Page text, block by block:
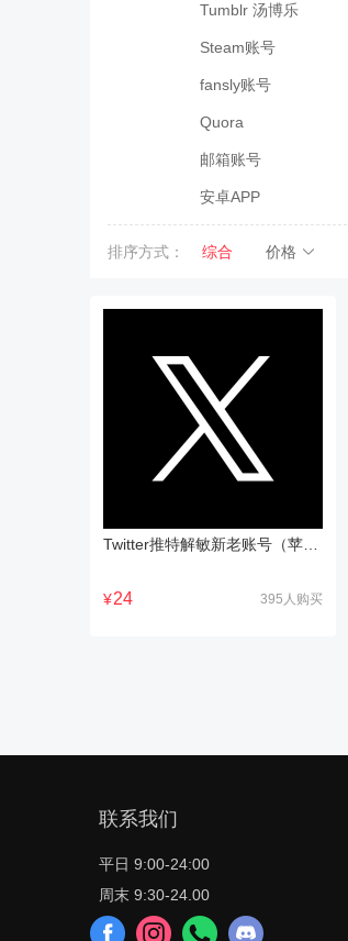
Tumblr 汤博乐
Steam账号
fansly账号
Quora
邮箱账号
安卓APP
排序方式： 综合 价格
¥24 395人购买
联系我们
平日 9:00-24:00
周末 9:30-24.00